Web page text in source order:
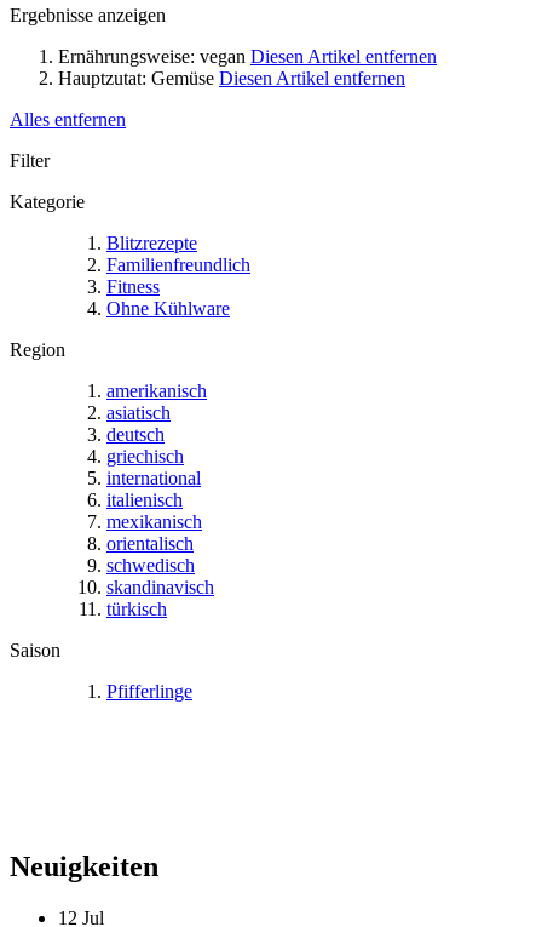
Ergebnisse anzeigen
Ernährungsweise: vegan Diesen Artikel entfernen
Hauptzutat: Gemüse Diesen Artikel entfernen
Alles entfernen
Filter
Kategorie
Blitzrezepte
Familienfreundlich
Fitness
Ohne Kühlware
Region
amerikanisch
asiatisch
deutsch
griechisch
international
italienisch
mexikanisch
orientalisch
schwedisch
skandinavisch
türkisch
Saison
Pfifferlinge
Neuigkeiten
12 Jul